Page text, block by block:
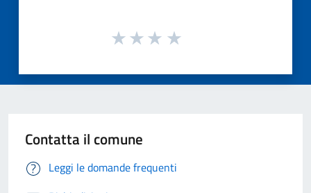
Contatta il comune
Leggi le domande frequenti